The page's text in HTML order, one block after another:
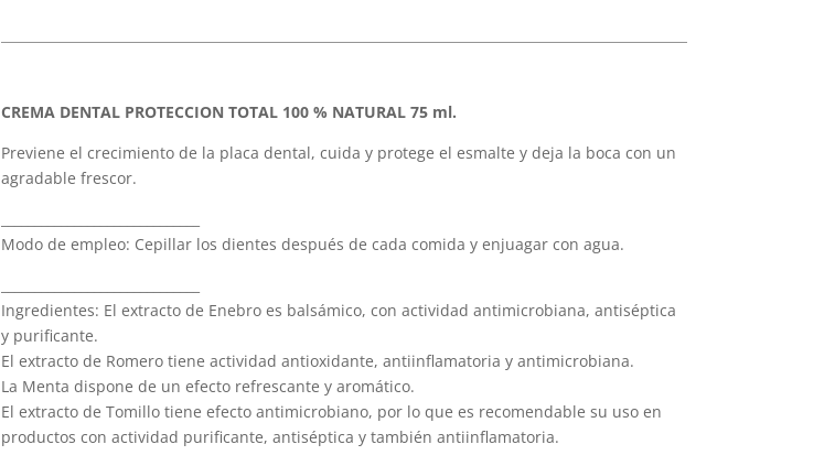
CREMA DENTAL PROTECCION TOTAL 100 % NATURAL 75 ml.
Previene el crecimiento de la placa dental, cuida y protege el esmalte y deja la boca con un
agradable frescor.
Modo de empleo: Cepillar los dientes después de cada comida y enjuagar con agua.
Ingredientes: El extracto de Enebro es balsámico, con actividad antimicrobiana, antiséptica
y purificante.
El extracto de Romero tiene actividad antioxidante, antiinflamatoria y antimicrobiana.
La Menta dispone de un efecto refrescante y aromático.
El extracto de Tomillo tiene efecto antimicrobiano, por lo que es recomendable su uso en
productos con actividad purificante, antiséptica y también antiinflamatoria.